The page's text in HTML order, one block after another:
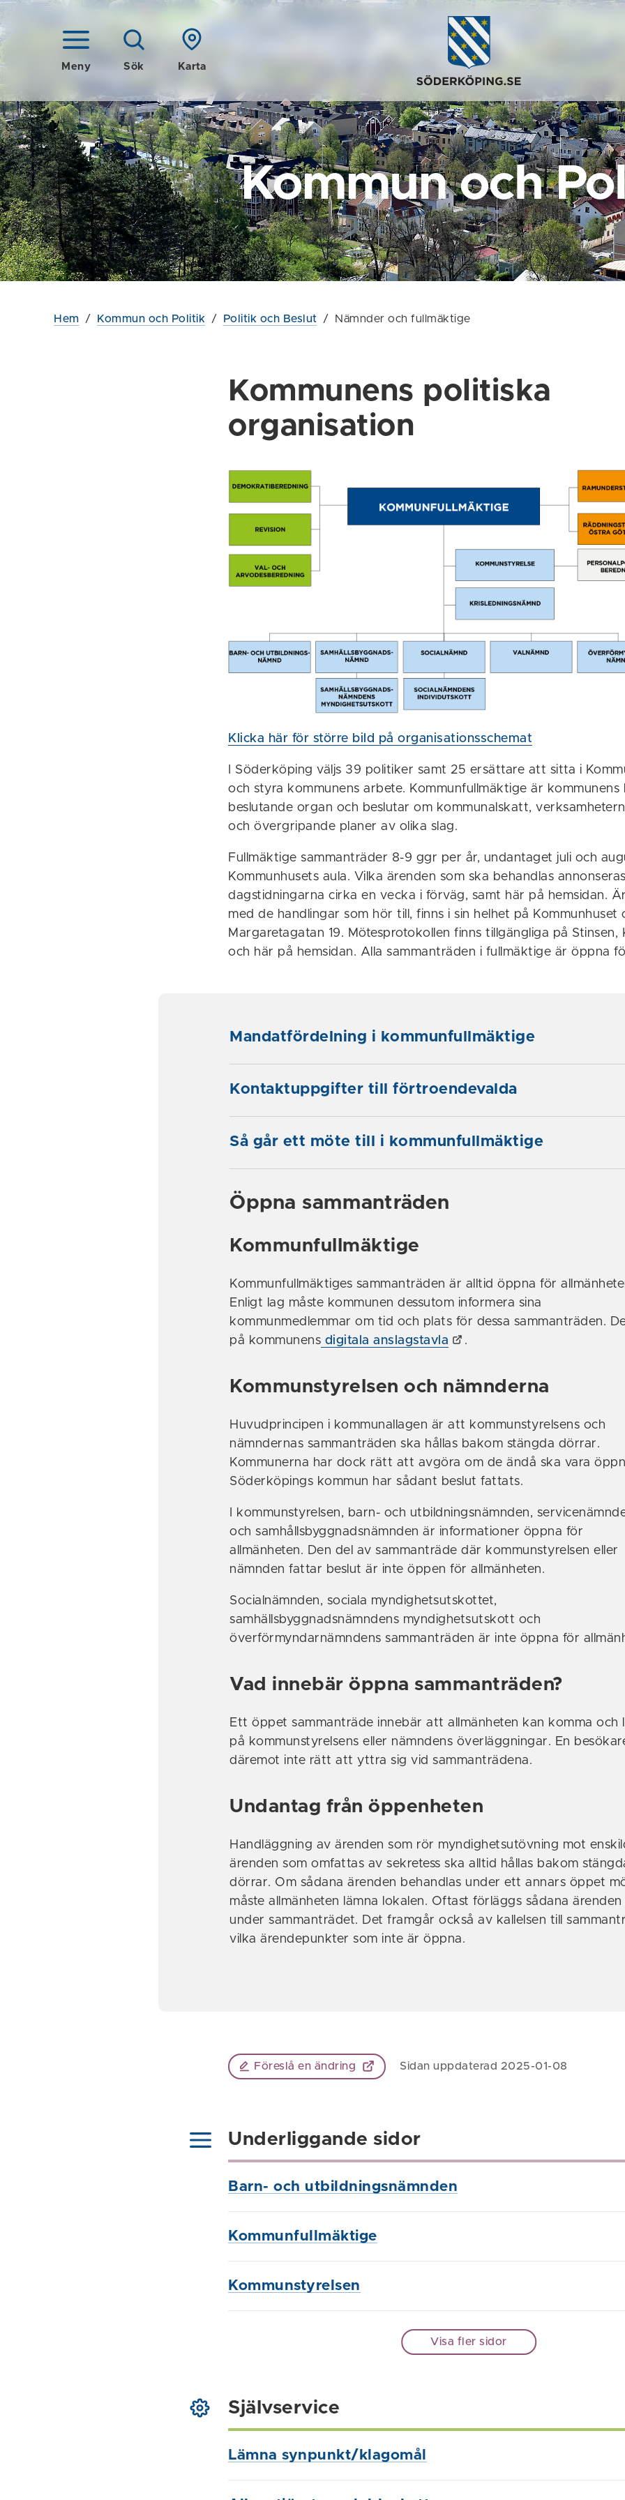
Meny Sök Karta
Kommun och
Hem / Kommun och Politik / Politik och Beslut / Nämnder och fullmäktige
Kommunens politiska
organisation
Klicka här för större bild på organisationsschemat
I Söderköping väljs 39 politiker samt 25 ersättare att sitta i
och styra kommunens arbete. Kommunfullmäktige är kommunens
beslutande organ och beslutar om kommunalskatt,
och övergripande planer av olika slag.
Fullmäktige sammanträder 8-9 ggr per år, undantaget juli och
Kommunhusets aula. Vilka ärenden som ska behandlas
dagstidningarna cirka en vecka i förväg, samt här på hemsidan.
med de handlingar som hör till, finns i sin helhet på Kommunhuset
Margaretagatan 19. Mötesprotokollen finns tillgängliga på Stinsen,
och här på hemsidan. Alla sammanträden i fullmäktige är öppna
Mandatfördelning i kommunfullmäktige
Kontaktuppgifter till förtroendevalda
Så går ett möte till i kommunfullmäktige
Öppna sammanträden
Kommunfullmäktige
Kommunfullmäktiges sammanträden är alltid öppna för
Enligt lag måste kommunen dessutom informera sina
kommunmedlemmar om tid och plats för dessa sammanträden.
på kommunens digitala anslagstavla .
Kommunstyrelsen och nämnderna
Huvudprincipen i kommunallagen är att kommunstyrelsens och
nämndernas sammanträden ska hållas bakom stängda dörrar.
Kommunerna har dock rätt att avgöra om de ändå ska vara
Söderköpings kommun har sådant beslut fattats.
I kommunstyrelsen, barn- och utbildningsnämnden,
och samhållsbyggnadsnämnden är informationer öppna för
allmänheten. Den del av sammanträde där kommunstyrelsen eller
nämnden fattar beslut är inte öppen för allmänheten.
Socialnämnden, sociala myndighetsutskottet,
samhällsbyggnadsnämndens myndighetsutskott och
överförmyndarnämndens sammanträden är inte öppna för
Vad innebär öppna sammanträden?
Ett öppet sammanträde innebär att allmänheten kan komma och
på kommunstyrelsens eller nämndens överläggningar. En
däremot inte rätt att yttra sig vid sammanträdena.
Undantag från öppenheten
Handläggning av ärenden som rör myndighetsutövning mot
ärenden som omfattas av sekretess ska alltid hållas bakom
dörrar. Om sådana ärenden behandlas under ett annars öppet
måste allmänheten lämna lokalen. Oftast förläggs sådana ärenden
under sammanträdet. Det framgår också av kallelsen till
vilka ärendepunkter som inte är öppna.
Föreslå en ändring Sidan uppdaterad 2025-01-08
Underliggande sidor
Barn- och utbildningsnämnden
Kommunfullmäktige
Kommunstyrelsen
Visa fler sidor
Självservice
Lämna synpunkt/klagomål